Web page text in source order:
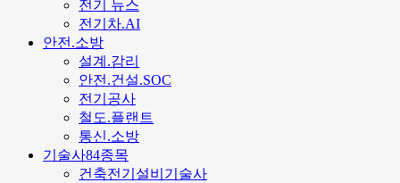
전기 뉴스
전기차.AI
안전.소방
설계.감리
안전.건설.SOC
전기공사
철도.플랜트
통신.소방
기술사84종목
건축전기설비기술사